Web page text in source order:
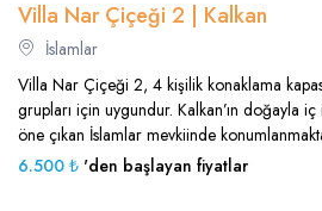
Villa Nar Çiçeği 2 | Kalkan
İslamlar
Villa Nar Çiçeği 2, 4 kişilik konaklama
grupları için uygundur. Kalkan’ın doğayla
öne çıkan İslamlar mevkiinde
6.500 ₺ 'den başlayan fiyatlar